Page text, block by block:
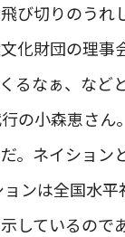
び切りのう
化財団の理
るなぁ、な
の小森恵さ
。ネイショ
ンは全国水
しているの